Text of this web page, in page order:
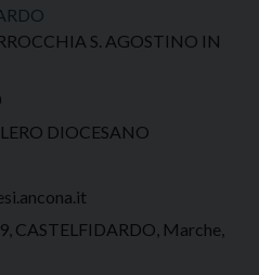
S. AGOSTINO IN
DIOCESANO
CASTELFIDARDO, Marche,